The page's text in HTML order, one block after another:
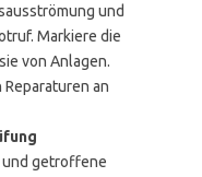
und
Markiere die
von Anlagen.
an
und getroffene